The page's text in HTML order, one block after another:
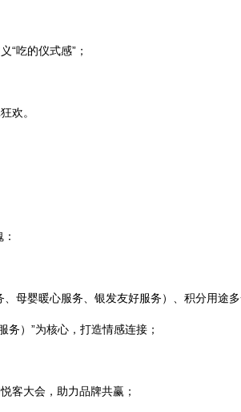
“吃的仪式感”；
欢。
母婴暖心服务、银发友好服务）、积分用途
务） ”为核心 ，打造情感连接；
客大会 ，助力品牌共赢；